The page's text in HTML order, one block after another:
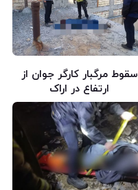
سقوط مرگبار کارگر جوان از
ارتفاع در اراک